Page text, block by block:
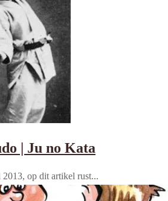
| Ju no Kata
op dit artikel rust...